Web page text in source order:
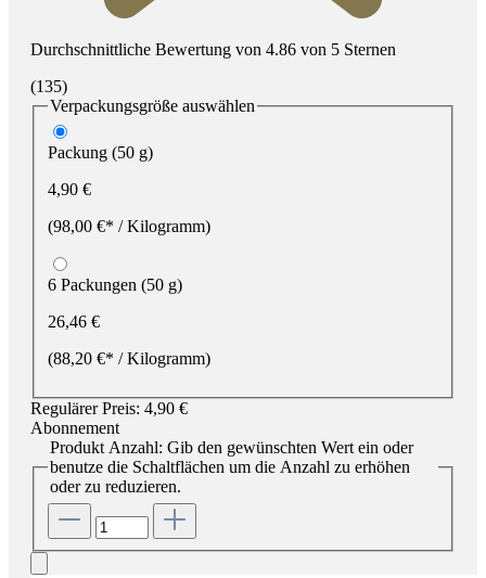
Durchschnittliche Bewertung von 4.86 von 5 Sternen
(135)
Verpackungsgröße auswählen
Packung (50 g)
4,90 €
(98,00 €* / Kilogramm)
6 Packungen (50 g)
26,46 €
(88,20 €* / Kilogramm)
Regulärer Preis: 4,90 €
Abonnement
Produkt Anzahl: Gib den gewünschten Wert ein oder
benutze die Schaltflächen um die Anzahl zu erhöhen
oder zu reduzieren.